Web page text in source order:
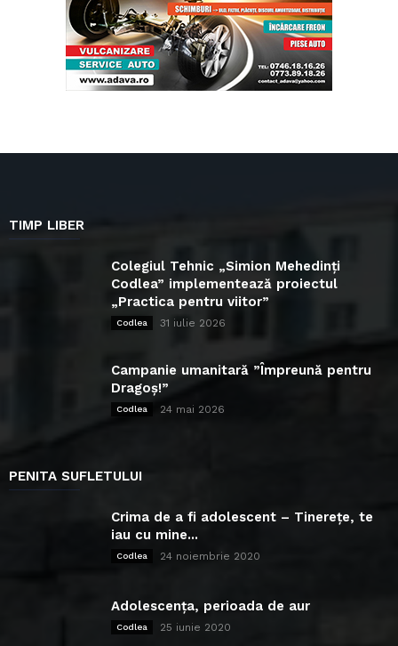
TIMP LIBER
Colegiul Tehnic „Simion Mehedinți
Codlea” implementează proiectul
„Practica pentru viitor”
Codlea 31 iulie 2026
Campanie umanitară ”Împreună pentru
Dragoș!”
Codlea 24 mai 2026
PENITA SUFLETULUI
Crima de a fi adolescent – Tinerețe, te
iau cu mine...
Codlea 24 noiembrie 2020
Adolescența, perioada de aur
Codlea 25 iunie 2020